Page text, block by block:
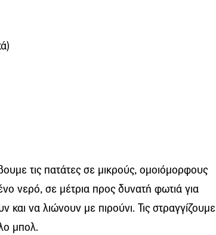
τις πατάτες σε μικρούς, ομοιόμορφους
νερό, σε μέτρια προς δυνατή φωτιά για
να λιώνουν με πιρούνι. Τις στραγγίζουμε
μπολ.